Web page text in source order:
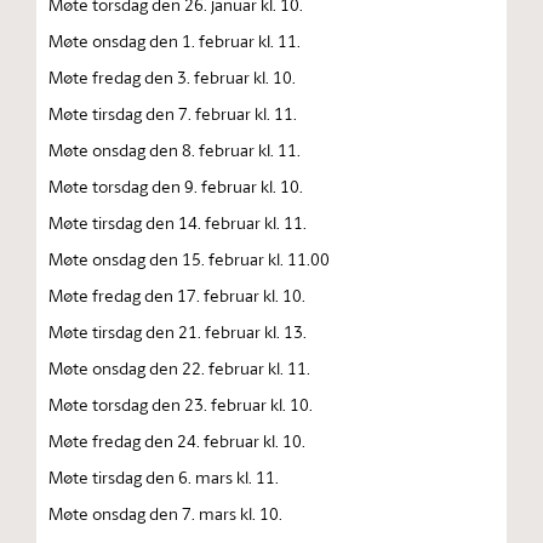
Møte onsdag den 1. februar kl. 11.
Møte fredag den 3. februar kl. 10.
Møte tirsdag den 7. februar kl. 11.
Møte onsdag den 8. februar kl. 11.
Møte torsdag den 9. februar kl. 10.
Møte tirsdag den 14. februar kl. 11.
Møte onsdag den 15. februar kl. 11.00
Møte fredag den 17. februar kl. 10.
Møte tirsdag den 21. februar kl. 13.
Møte onsdag den 22. februar kl. 11.
Møte torsdag den 23. februar kl. 10.
Møte fredag den 24. februar kl. 10.
Møte tirsdag den 6. mars kl. 11.
Møte onsdag den 7. mars kl. 10.